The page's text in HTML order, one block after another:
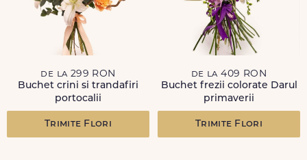
de la 299 RON
Buchet crini si trandafiri
portocalii
Trimite Flori
de la 409 RON
Buchet frezii colorate Darul
primaverii
Trimite Flori